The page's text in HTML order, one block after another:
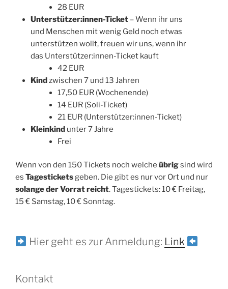
28 EUR
Unterstützer:innen-Ticket – Wenn ihr uns
und Menschen mit wenig Geld noch etwas
unterstützen wollt, freuen wir uns, wenn ihr
das Unterstützer:innen-Ticket kauft
42 EUR
Kindzwischen 7 und 13 Jahren
17,50 EUR (Wochenende)
14 EUR (Soli-Ticket)
21 EUR (Unterstützer:innen-Ticket)
Kleinkind unter 7 Jahre
Frei
Wenn von den 150 Tickets noch welche übrigsind wird
es Tagesticketsgeben. Die gibt es nur vor Ort und nur
solange der Vorrat reicht. Tagestickets: 10 € Freitag,
15 € Samstag, 10 € Sonntag.
Hier geht es zur Anmeldung: Link
Kontakt